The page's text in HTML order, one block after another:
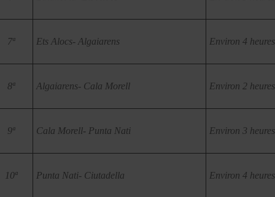
7ª Ets Alocs- Algaiarens Environ 4
8ª Algaiarens- Cala Morell Environ 2
9ª Cala Morell- Punta Nati Environ 3
10ª Punta Nati- Ciutadella Environ 4